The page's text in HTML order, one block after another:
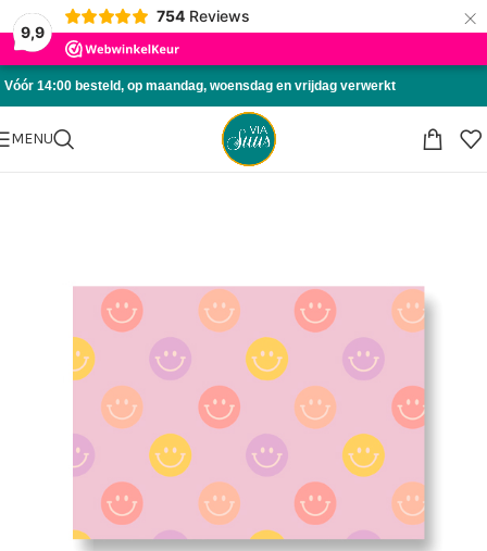
9,9
754 Reviews ×
Skip to navigation
Skip to main content
Vóór 14:00 besteld, op maandag, woensdag en vrijdag verwerkt
MENU